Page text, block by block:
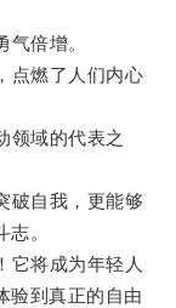
倍增。
燃了人们内心
域的代表之
自我，更能够
。
将成为年轻人
验到真正的自由